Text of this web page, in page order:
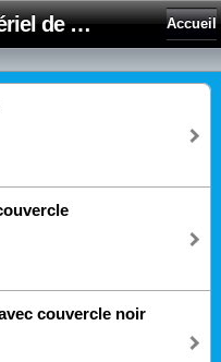
toutOtop' - Matériel de nettoyage, produit d'entretien, lubrifiant pour professionnel et particulier Accueil
couvercle noir